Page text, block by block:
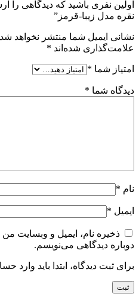
اولین نفری باشید که دیدگاهی را
نقره مدل زیبا-قرمز”
نشانی ایمیل شما منتشر نخواهد
علامت‌گذاری شده‌اند *
امتیاز شما *
دیدگاه شما *
نام *
ایمیل *
ذخیره نام، ایمیل و وبسایت
دوباره دیدگاهی می‌نویسم.
برای ثبت دیدگاه، ابتدا باید وارد